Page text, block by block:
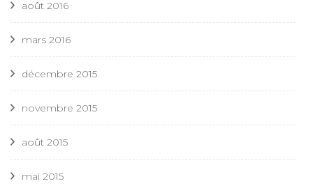
août 2016
mars 2016
décembre 2015
novembre 2015
août 2015
mai 2015